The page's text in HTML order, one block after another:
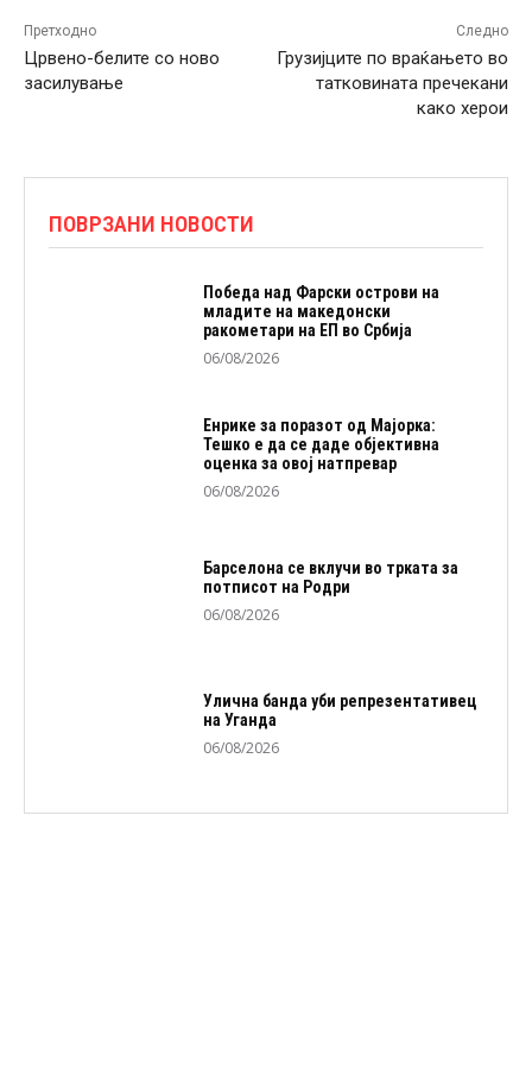
Претходно
Црвено-белите со ново
засилување
Следно
Грузијците по враќањето во
татковината пречекани
како херои
ПОВРЗАНИ НОВОСТИ
Победа над Фарски острови на
младите на македонски
ракометари на ЕП во Србија
06/08/2026
Енрике за поразот од Мајорка:
Тешко е да се даде објективна
оценка за овој натпревар
06/08/2026
Барселона се вклучи во трката за
потписот на Родри
06/08/2026
Улична банда уби репрезентативец
на Уганда
06/08/2026